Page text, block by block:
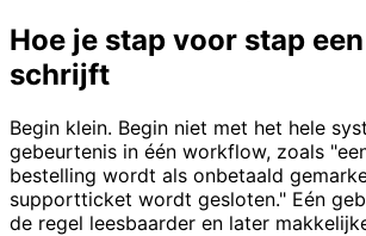
Hoe je stap voor stap
schrijft
Begin klein. Begin niet met het hele
gebeurtenis in één workflow, zoals
bestelling wordt als onbetaald
supportticket wordt gesloten." Eén
de regel leesbaarder en later